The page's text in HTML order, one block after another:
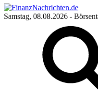
Samstag, 08.08.2026 -